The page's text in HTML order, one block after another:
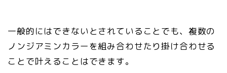
一般的にはできないとされていることでも、複数の
ノンジアミンカラーを組み合わせたり掛け合わせる
ことで叶えることはできます。